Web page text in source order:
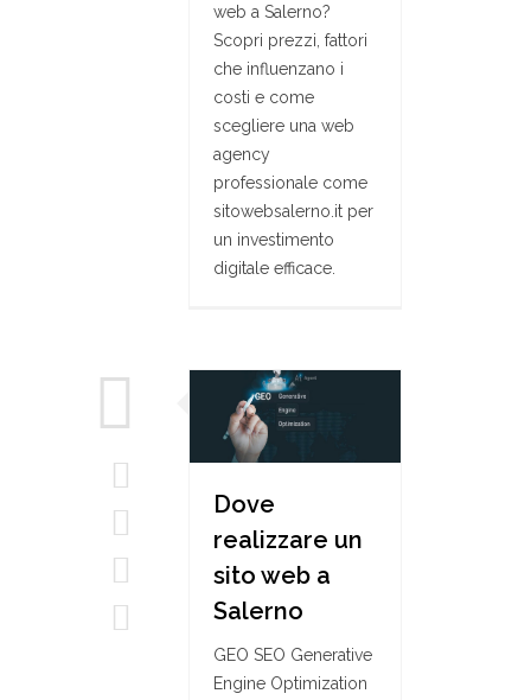
web a Salerno?
Scopri prezzi, fattori
che influenzano i
costi e come
scegliere una web
agency
professionale come
sitowebsalerno.it per
un investimento
digitale efficace.
Dove
realizzare un
sito web a
Salerno
GEO SEO Generative
Engine Optimization